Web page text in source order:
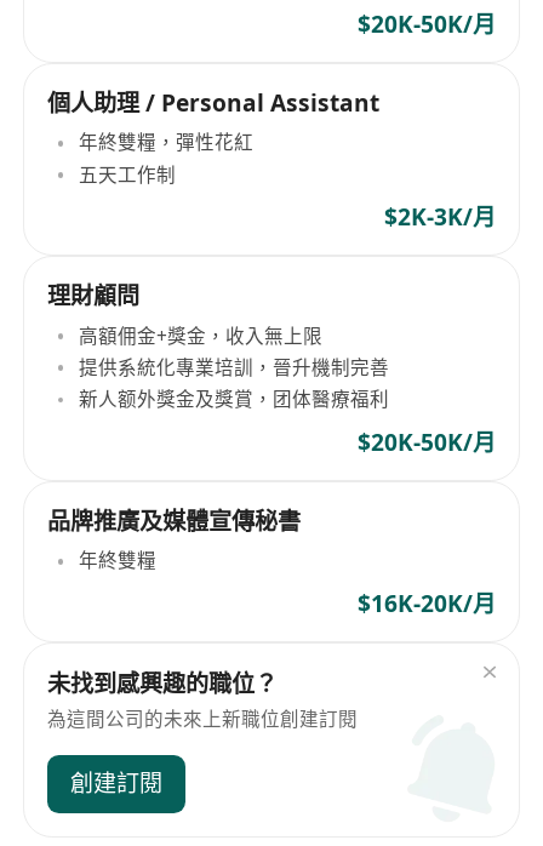
$20K-50K/月
個人助理 / Personal Assistant
年終雙糧，彈性花紅
五天工作制
$2K-3K/月
理財顧問
高額佣金+獎金，收入無上限
提供系統化專業培訓，晉升機制完善
新人额外獎金及獎賞，团体醫療福利
$20K-50K/月
品牌推廣及媒體宣傳秘書
年終雙糧
$16K-20K/月
未找到感興趣的職位？
為這間公司的未來上新職位創建訂閱
創建訂閱